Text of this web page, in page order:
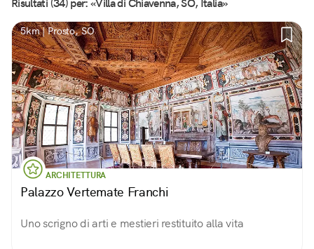
Risultati (34) per: «Villa di Chiavenna, SO, Italia»
5km | Prosto, SO
ARCHITETTURA
Palazzo Vertemate Franchi
Uno scrigno di arti e mestieri restituito alla vita